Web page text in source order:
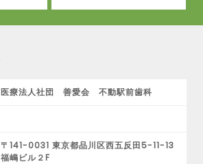
医療法人社団 善愛会 不動駅前歯科
〒141-0031 東京都品川区西五反田5-11-13
福嶋ビル２F